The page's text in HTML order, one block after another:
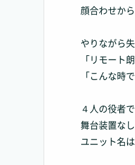
顔合わせか
やりながら
「リモート
「こんな時
４人の役者
舞台装置な
ユニット名